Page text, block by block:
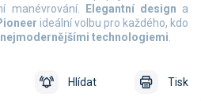
manévrování. Elegantní design a
ideální volbu pro každého, kdo
nejmodernějšími technologiemi.
Tisk
Hlídat